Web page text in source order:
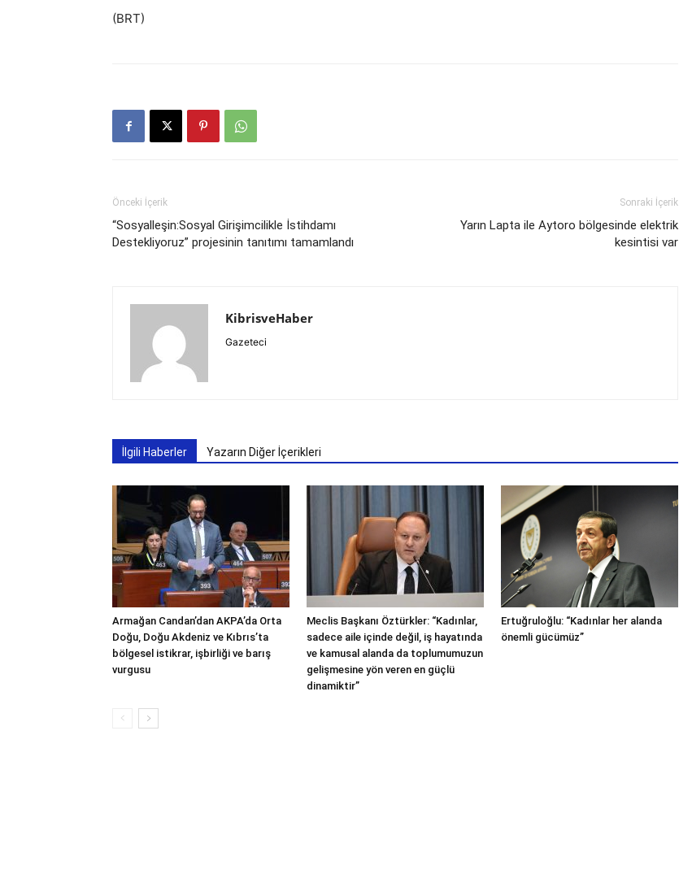
(BRT)
Önceki İçerik
“Sosyalleşin:Sosyal Girişimcilikle İstihdamı
Destekliyoruz” projesinin tanıtımı tamamlandı
Sonraki İçerik
Yarın Lapta ile Aytoro bölgesinde elektrik
kesintisi var
KibrisveHaber
Gazeteci
İlgili Haberler Yazarın Diğer İçerikleri
Armağan Candan’dan AKPA’da Orta
Doğu, Doğu Akdeniz ve Kıbrıs’ta
bölgesel istikrar, işbirliği ve barış
vurgusu
Meclis Başkanı Öztürkler: “Kadınlar,
sadece aile içinde değil, iş hayatında
ve kamusal alanda da toplumumuzun
gelişmesine yön veren en güçlü
dinamiktir”
Ertuğruloğlu: “Kadınlar her alanda
önemli gücümüz”